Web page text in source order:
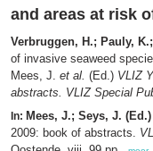
and areas at risk
Verbruggen, H.; Pauly,
of invasive seaweed
Mees, J. et al. (Ed.) VLIZ
abstracts. VLIZ Special
In: Mees, J.; Seys, J. (Ed.)
2009: book of abstracts.